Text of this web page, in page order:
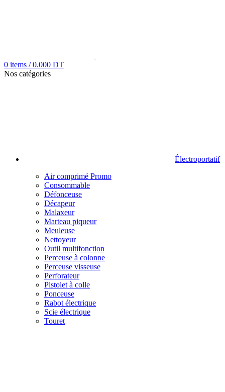
0 items / 0.000 DT
Nos catégories
Électroportatif
Air comprimé Promo
Consommable
Défonceuse
Décapeur
Malaxeur
Marteau piqueur
Meuleuse
Nettoyeur
Outil multifonction
Perceuse à colonne
Perceuse visseuse
Perforateur
Pistolet à colle
Ponceuse
Rabot électrique
Scie électrique
Touret